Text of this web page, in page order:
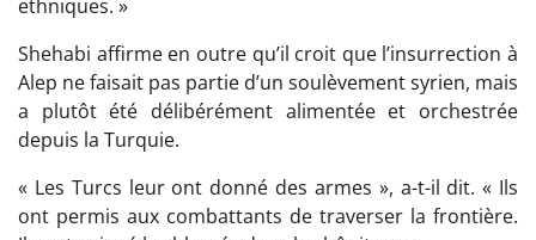
ethniques. »
Shehabi affirme en outre qu’il croit que l’insurrection à
Alep ne faisait pas partie d’un soulèvement syrien, mais
a plutôt été délibérément alimentée et orchestrée
depuis la Turquie.
« Les Turcs leur ont donné des armes », a-t-il dit. « Ils
ont permis aux combattants de traverser la frontière.